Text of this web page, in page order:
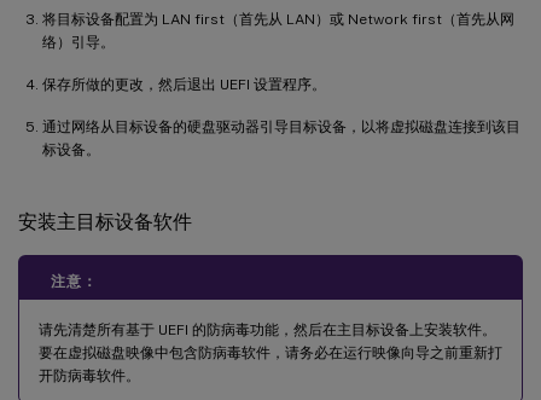
将目标设备配置为 LAN first（首先从 LAN）或 Network first（首先从网
络）引导。
保存所做的更改，然后退出 UEFI 设置程序。
通过网络从目标设备的硬盘驱动器引导目标设备，以将虚拟磁盘连接到该目
标设备。
安装主目标设备软件
注意：
请先清楚所有基于 UEFI 的防病毒功能，然后在主目标设备上安装软件。
要在虚拟磁盘映像中包含防病毒软件，请务必在运行映像向导之前重新打
开防病毒软件。